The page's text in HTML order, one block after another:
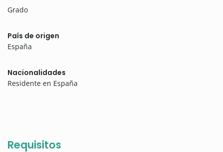
Grado
País de origen
España
Nacionalidades
Residente en España
Requisitos